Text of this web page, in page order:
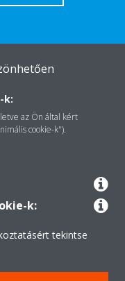
k:
az Ön által kért
cookie-k").
k:
tekintse